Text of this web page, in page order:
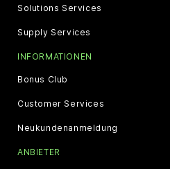
Solutions Services
Supply Services
INFORMATIONEN
Bonus Club
Customer Services
Neukundenanmeldung
ANBIETER